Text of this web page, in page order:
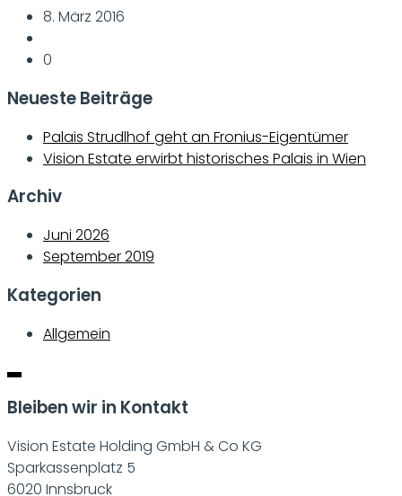
8. März 2016
0
Neueste Beiträge
Palais Strudlhof geht an Fronius-Eigentümer
Vision Estate erwirbt historisches Palais in Wien
Archiv
Juni 2026
September 2019
Kategorien
Allgemein
Bleiben wir in Kontakt
Vision Estate Holding GmbH & Co KG
Sparkassenplatz 5
6020 Innsbruck